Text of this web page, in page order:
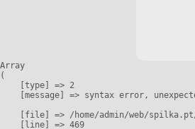
Array
(
    [type] => 2
[message] => syntax error,
[file] => /home/admin/web/
    [line] => 469